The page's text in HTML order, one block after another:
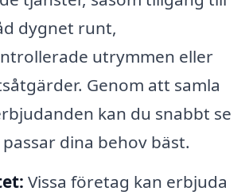
dygnet runt,
utrymmen eller
Genom att samla
kan du snabbt se
dina behov bäst.
Vissa företag kan erbjuda